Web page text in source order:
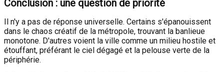
Conclusion : une question de priorité
Il n'y a pas de réponse universelle. Certains s'épanouissent
dans le chaos créatif de la métropole, trouvant la banlieue
monotone. D'autres voient la ville comme un milieu hostile et
étouffant, préférant le ciel dégagé et la pelouse verte de la
périphérie.